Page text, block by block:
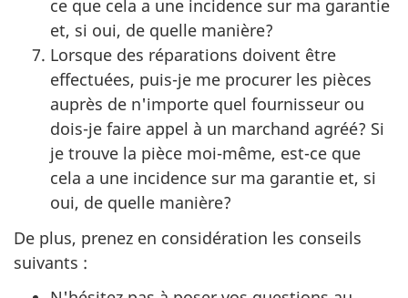
ce que cela a une incidence sur ma garantie
et, si oui, de quelle manière?
Lorsque des réparations doivent être
effectuées, puis-je me procurer les pièces
auprès de n'importe quel fournisseur ou
dois-je faire appel à un marchand agréé? Si
je trouve la pièce moi-même, est-ce que
cela a une incidence sur ma garantie et, si
oui, de quelle manière?
De plus, prenez en considération les conseils
suivants :